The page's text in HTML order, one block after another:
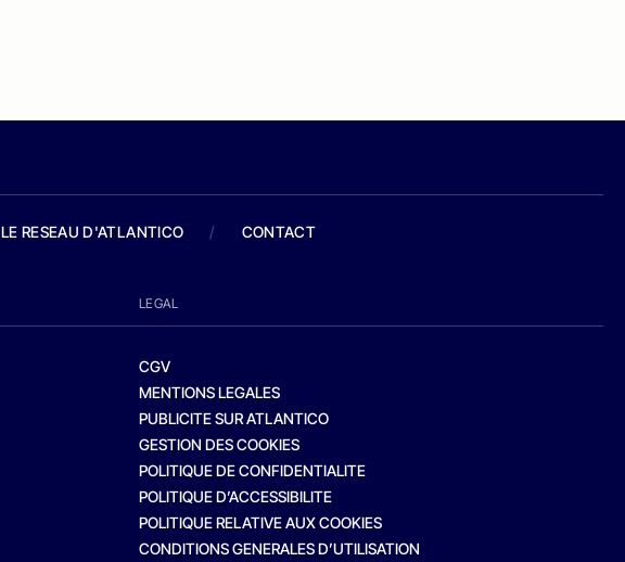
LE RESEAU D'ATLANTICO / CONTACT
LEGAL
CGV
MENTIONS LEGALES
PUBLICITE SUR ATLANTICO
GESTION DES COOKIES
POLITIQUE DE CONFIDENTIALITE
POLITIQUE D’ACCESSIBILITE
POLITIQUE RELATIVE AUX COOKIES
CONDITIONS GENERALES D’UTILISATION